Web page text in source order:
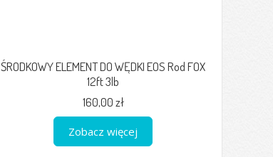
ŚRODKOWY ELEMENT DO WĘDKI EOS Rod FOX
12ft 3lb
160,00 zł
Zobacz więcej